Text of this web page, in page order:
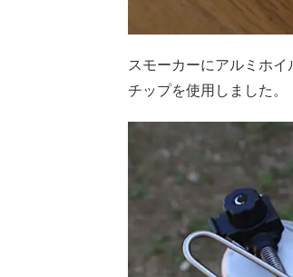
スモーカーにアルミホ
チップを使用しました。